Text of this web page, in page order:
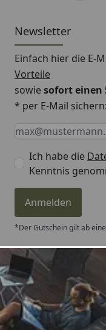
Newsletter
Einfach hier die E-
Vorteile
sowiesofort einen
* per E-Mail sichern:
Keine Eingabe
Eingabe
E-Mail *
Ich habe die
Kenntnis
Anmelden
*Der Gutschein gilt ab